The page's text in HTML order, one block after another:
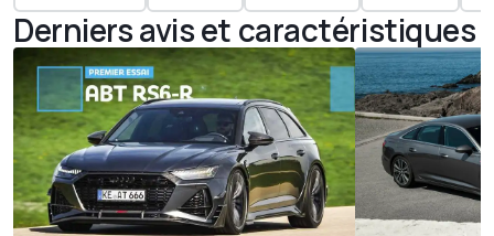
Derniers avis et caractéristiques